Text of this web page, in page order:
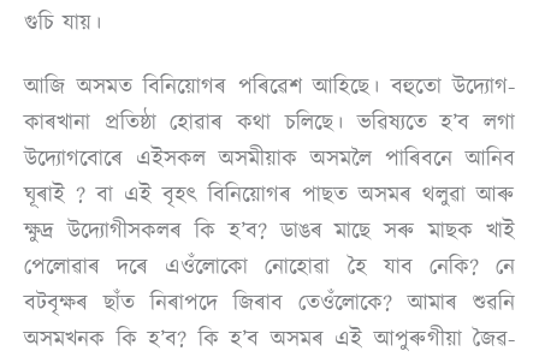
গুচি যায়।
আজি অসমত বিনিয়োগৰ পৰিৱেশ আহিছে। বহুতো উদ্যোগ-
কাৰখানা প্ৰতিষ্ঠা হোৱাৰ কথা চলিছে। ভৱিষ্যতে হ’ব লগা
উদ্যোগবোৰে এইসকল অসমীয়াক অসমলৈ পাৰিবনে আনিব
ঘূৰাই ? বা এই বৃহৎ বিনিয়োগৰ পাছত অসমৰ থলুৱা আৰু
ক্ষুদ্ৰ উদ্যোগীসকলৰ কি হ’ব? ডাঙৰ মাছে সৰু মাছক খাই
পেলোৱাৰ দৰে এওঁলোকো নোহোৱা হৈ যাব নেকি? নে
বটবৃক্ষৰ ছাঁত নিৰাপদে জিৰাব তেওঁলোকে? আমাৰ শুৱনি
অসমখনক কি হ’ব? কি হ’ব অসমৰ এই আপুৰুগীয়া জৈৱ-